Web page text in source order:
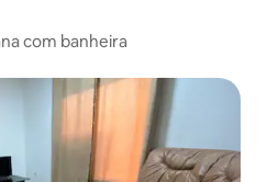
com banheira